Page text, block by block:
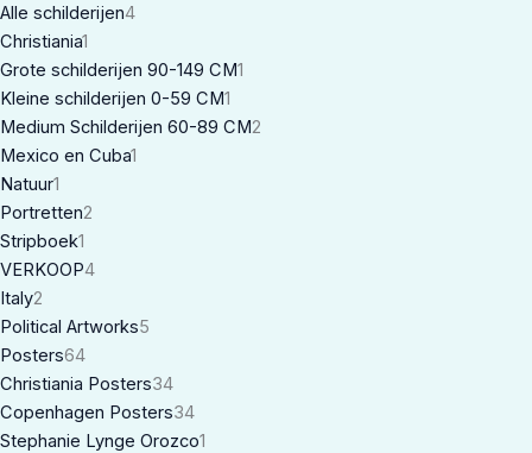
Alle schilderijen4
Christiania1
Grote schilderijen 90-149 CM1
Kleine schilderijen 0-59 CM1
Medium Schilderijen 60-89 CM2
Mexico en Cuba1
Natuur1
Portretten2
Stripboek1
VERKOOP4
Italy2
Political Artworks5
Posters64
Christiania Posters34
Copenhagen Posters34
Stephanie Lynge Orozco1